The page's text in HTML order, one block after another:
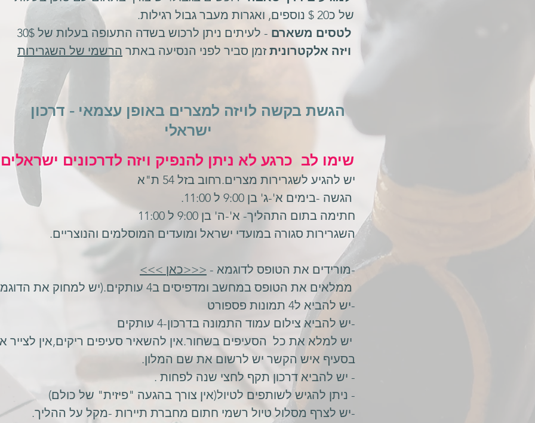
של כ20 $ נוספים, ואגרות מעבר גבול רגילות.
לטסים משארם - לעיתים ניתן לרכוש בשדה התעופה בעלות של 30$
ויזה אלקטרוניתזמן סביר לפני הנסיעה באתר הרשמי של השגרירות
הגשת בקשה לויזה למצרים באופן עצמאי - דרכון
ישראלי
שימו לב כרגע לא ניתן להנפיק ויזה לדרכונים ישראלים
יש להגיע לשגרירות מצרים.רחוב בזל 54 ת"א
הגשה -בימים א'-ג' בן 9:00 ל 11:00.
חתימה בתום התהליך- א'-ה' בן 9:00 ל 11:00
השגרירות סגורה במועדי ישראל ומועדים המוסלמים והנוצריים.
-מורידים את הטופס לדוגמא - <<<כאן >>>
ממלאים את הטופס במחשב ומדפיסים ב4 עותקים.(יש למחוק את הדוגמאות בטופס)
-יש להביא ל4 תמונות פספורט
-יש להביא צילום עמוד התמונה בדרכון-4 עותקים
יש למלא את כל הסעיפים בשחור.אין להשאיר סעיפים ריקים,אין לצייר
בסעיף איש הקשר יש לרשום את שם המלון.
- יש להביא דרכון תקף לחצי שנה לפחות .
- ניתן להגיש לשותפים לטיול(אין צורך בהגעה "פיזית" של כולם)
-יש לצרף מסלול טיול רשמי חתום מחברת תיירות -מקל על ההליך.